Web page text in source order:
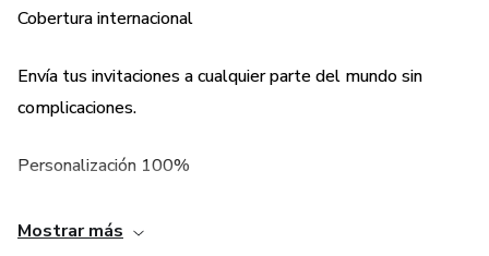
Cobertura internacional
Envía tus invitaciones a cualquier parte del mundo sin
complicaciones.
Personalización 100%
Personalizamos tu invitación con la temática que elijas,
Mostrar más